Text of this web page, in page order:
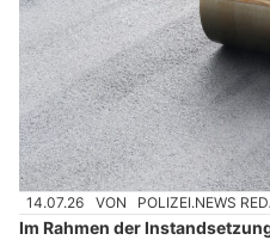
14.07.26 VON POLIZEI.NEWS
Im Rahmen der